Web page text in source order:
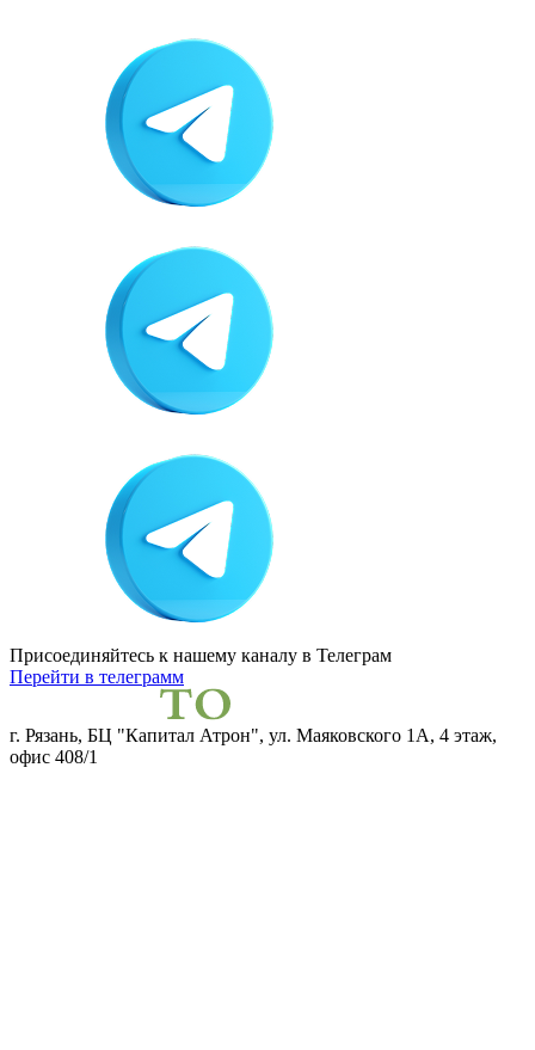
Присоединяйтесь к нашему каналу в Телеграм
Перейти в телеграмм
г. Рязань, БЦ "Капитал Атрон", ул. Маяковского 1А, 4 этаж,
офис 408/1